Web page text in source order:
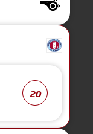
20